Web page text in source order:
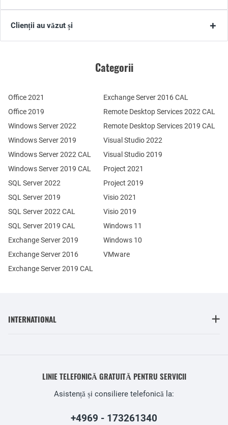
Clienții au văzut și
Categorii
Office 2021
Office 2019
Windows Server 2022
Windows Server 2019
Exchange Server 2019
Exchange Server 2016
SQL Server 2022
SQL Server 2019
Windows Server 2022 CAL
Windows Server 2019 CAL
SQL Server 2022 CAL
SQL Server 2019 CAL
Remote Desktop Services 2022 CAL
Remote Desktop Services 2019 CAL
Exchange Server 2019 CAL
Exchange Server 2016 CAL
Visual Studio 2022
Visual Studio 2019
Project 2021
Project 2019
Visio 2021
Visio 2019
Windows 11
Windows 10
VMware
INTERNATIONAL
LINIE TELEFONICĂ GRATUITĂ PENTRU SERVICII
Asistență și consiliere telefonică la:
+4969 - 173261340